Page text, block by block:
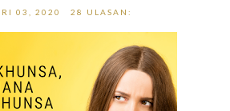
03, 2020 28 ULASAN: